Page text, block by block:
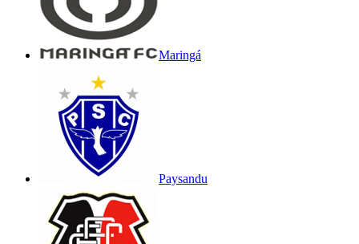
Maringá
Paysandu